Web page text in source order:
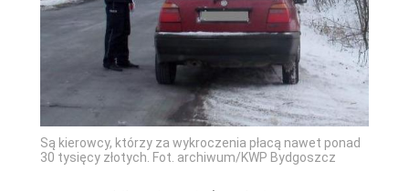
Są kierowcy, którzy za wykroczenia płacą nawet ponad
30 tysięcy złotych. Fot. archiwum/KWP Bydgoszcz